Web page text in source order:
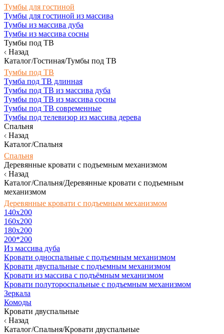
Тумбы для гостиной
Тумбы для гостиной из массива
Тумбы из массива дуба
Тумбы из массива сосны
Тумбы под ТВ
Назад
Каталог/Гостиная/Тумбы под ТВ
Тумбы под ТВ
Тумба под ТВ длинная
Тумбы под ТВ из массива дуба
Тумбы под ТВ из массива сосны
Тумбы под ТВ современные
Тумбы под телевизор из массива дерева
Спальня
Назад
Каталог/Спальня
Спальня
Деревянные кровати с подъемным механизмом
Назад
Каталог/Спальня/Деревянные кровати с подъемным
механизмом
Деревянные кровати с подъемным механизмом
140x200
160х200
180х200
200*200
Из массива дуба
Кровати односпальные с подъемным механизмом
Кровати двуспальные с подъемным механизмом
Кровати из массива с подъёмным механизмом
Кровати полутороспальные с подъемным механизмом
Зеркала
Комоды
Кровати двуспальные
Назад
Каталог/Спальня/Кровати двуспальные